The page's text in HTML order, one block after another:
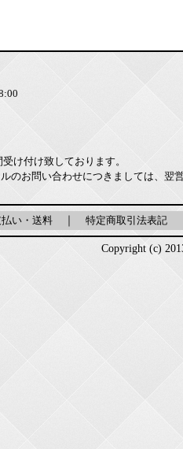
け付け致しております。
のお問い合わせにつきましては、翌
払い・送料 特定商取引法表記
Copyright (c)